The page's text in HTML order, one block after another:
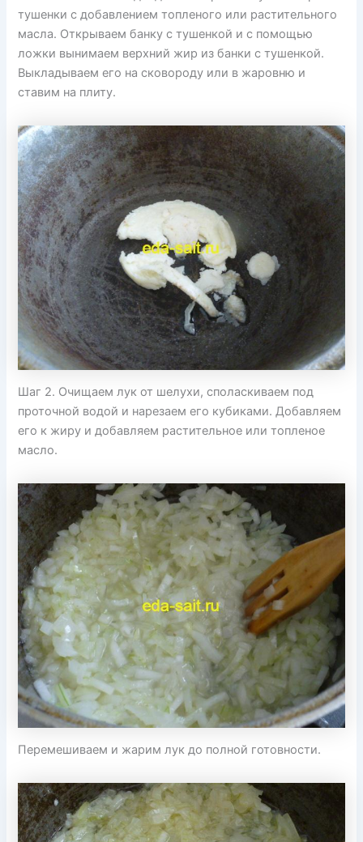
тушенки с добавлением топленого или растительного
масла. Открываем банку с тушенкой и с помощью
ложки вынимаем верхний жир из банки с тушенкой.
Выкладываем его на сковороду или в жаровню и
ставим на плиту.
Шаг 2. Очищаем лук от шелухи, споласкиваем под
проточной водой и нарезаем его кубиками. Добавляем
его к жиру и добавляем растительное или топленое
масло.
Перемешиваем и жарим лук до полной готовности.